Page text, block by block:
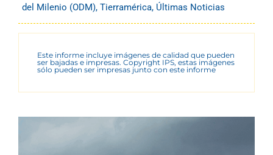
del Milenio (ODM), Tierramérica, Últimas Noticias
Este informe incluye imágenes de calidad que pueden
ser bajadas e impresas. Copyright IPS, estas imágenes
sólo pueden ser impresas junto con este informe